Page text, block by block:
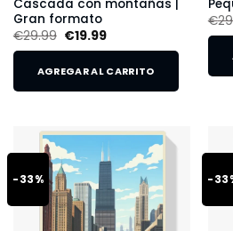
Cascada con montañas |
Gran formato
€29.99 €19.99
AGREGAR AL CARRITO
€
-33% -